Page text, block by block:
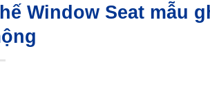
Window Seat mẫu